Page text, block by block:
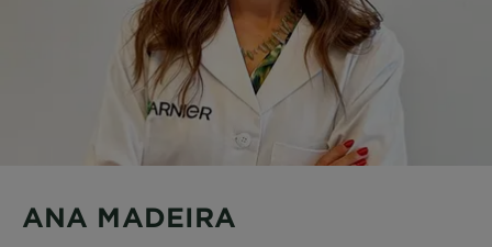
ANA MADEIRA